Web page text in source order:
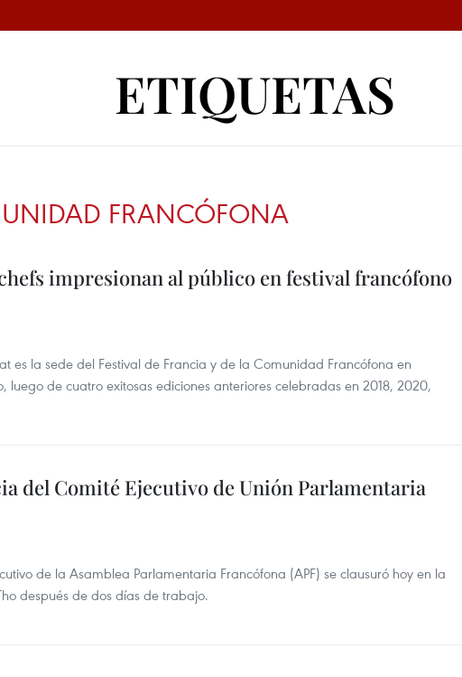
ETIQUETAS
FRANCÓFONA
impresionan al público en festival francófono
es la sede del Festival de Francia y de la Comunidad Francófona en
de cuatro exitosas ediciones anteriores celebradas en 2018, 2020,
del Comité Ejecutivo de Unión Parlamentaria
de la Asamblea Parlamentaria Francófona (APF) se clausuró hoy en la
después de dos días de trabajo.